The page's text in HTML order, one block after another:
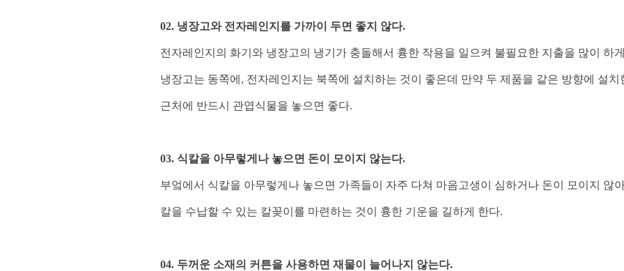
02. 냉장고와 전자레인지를 가까이 두면 좋지 않다.
전자레인지의 화기와 냉장고의 냉기가 충돌해서 흉한 작용을 일으켜 불필요한 지출을 많이 하
냉장고는 동쪽에, 전자레인지는 북쪽에 설치하는 것이 좋은데 만약 두 제품을 같은 방향에 설치
근처에 반드시 관엽식물을 놓으면 좋다.
03. 식칼을 아무렇게나 놓으면 돈이 모이지 않는다.
부엌에서 식칼을 아무렇게나 놓으면 가족들이 자주 다쳐 마음고생이 심하거나 돈이 모이지 않
칼을 수납할 수 있는 칼꽂이를 마련하는 것이 흉한 기운을 길하게 한다.
04. 두꺼운 소재의 커튼을 사용하면 재물이 늘어나지 않는다.